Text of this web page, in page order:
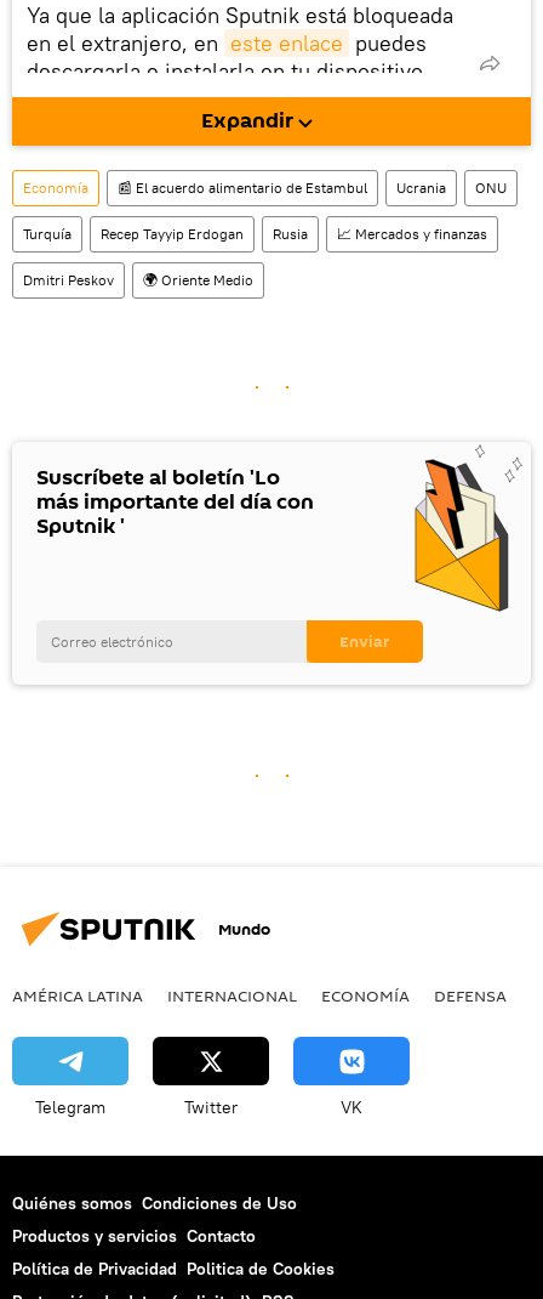
Ya que la aplicación Sputnik está bloqueada
en el extranjero, en este enlace puedes
descargarla e instalarla en tu dispositivo
móvil (¡solo para Android!).
También tenemos una cuenta en la red
social rusa VK .
Expandir
Economía 📰 El acuerdo alimentario de Estambul Ucrania ONU
Turquía Recep Tayyip Erdogan Rusia 📈 Mercados y finanzas
Dmitri Peskov 🌍 Oriente Medio
Suscríbete al boletín 'Lo
más importante del día con
Sputnik '
Mundo
AMÉRICA LATINA INTERNACIONAL ECONOMÍA DEFENSA
Telegram Twitter VK
Quiénes somos Condiciones de Uso
Productos y servicios Contacto
Política de Privacidad Politica de Cookies